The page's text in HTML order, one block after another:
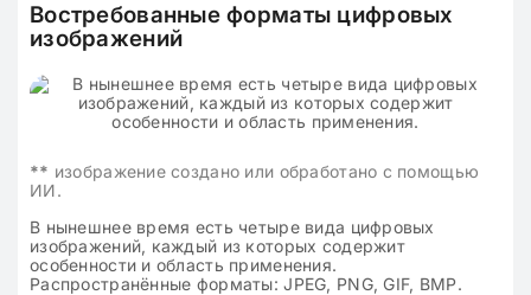
Востребованные форматы цифровых
изображений
** изображение создано или обработано с помощью
ИИ.
В нынешнее время есть четыре вида цифровых
изображений, каждый из которых содержит
особенности и область применения.
Распространённые форматы: JPEG, PNG, GIF, BMP.